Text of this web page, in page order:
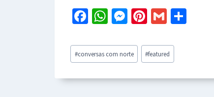
Fa
b
o
o
W
at
sA
p
M
se
n
ge
Pi
er
es
t
G
ai
l
Post
Tags:
#conversas com norte #featured